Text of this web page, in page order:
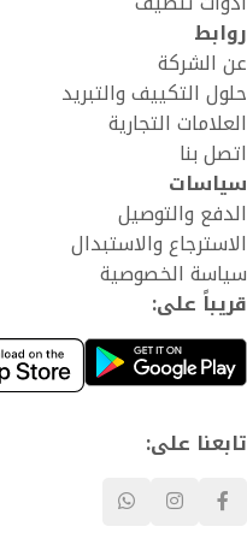
روابط
عن الشركة
حلول التكييف والتبريد
العلامات التجارية
اتصل بنا
سياسات
الدفع والتوصيل
الاسترجاع والاستبدال
سياسة الخصوصية
قريباً على:
تابعنا على: